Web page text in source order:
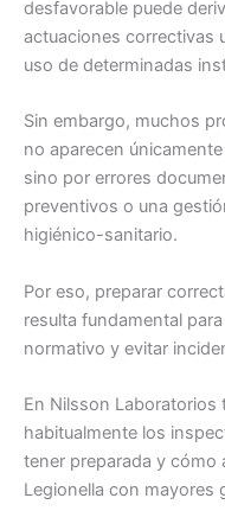
desfavorable puede
actuaciones correctivas
uso de determinadas
Sin embargo, muchos
no aparecen
sino por errores
preventivos o una
higiénico-sanitario.
Por eso, preparar
resulta fundamental
normativo y evitar
En Nilsson Laboratorios
habitualmente los
tener preparada y
Legionella con mayores